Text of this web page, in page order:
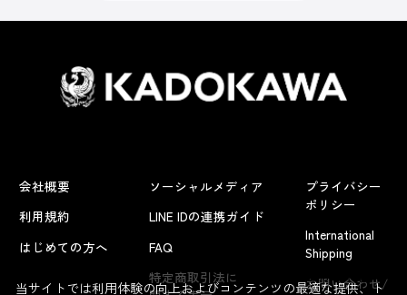
よくあるお問い合わせ
会社概要
利用規約
はじめての方へ
ソーシャルメディア
LINE IDの連携ガイド
FAQ
特定商取引法に
プライバシー
ポリシー
International
Shipping
お問い合わせ/
当サイトでは利用体験の向上およびコンテンツの最適な提供、ト